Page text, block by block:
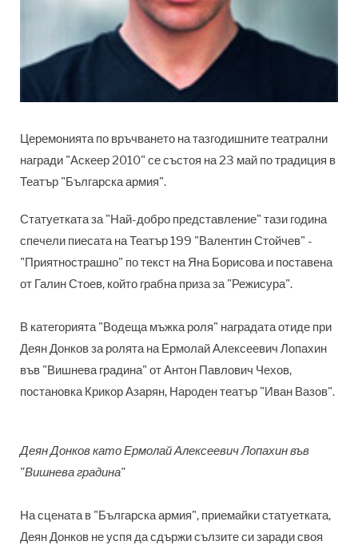
Церемонията по връчването на тазгодишните театрални
награди "Аскеер 2010" се състоя на 23 май по традиция в
Театър "Българска армия".
Статуетката за "Най-добро представление" тази година
спечели пиесата на Театър 199 "Валентин Стойчев" -
"Приятнострашно" по текст на Яна Борисова и поставена
от Галин Стоев, който грабна приза за "Режисура".
В категорията "Водеща мъжка роля" наградата отиде при
Деян Донков за ролята на Ермолай Алексеевич Лопахин
във "Вишнева градина" от Антон Павлович Чехов,
постановка Крикор Азарян, Народен театър "Иван Вазов".
Деян Донков като Ермолай Алексеевич Лопахин във
"Вишнева градина"
На сцената в "Българска армия", приемайки статуетката,
Деян Донков не успя да сдържи сълзите си заради своя